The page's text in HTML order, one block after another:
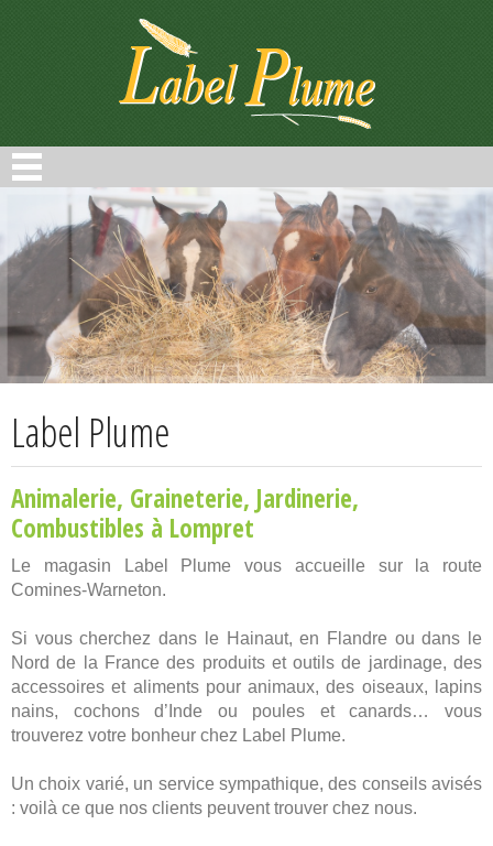
Label Plume
Animalerie, Graineterie, Jardinerie,
Combustibles à Lompret
Le magasin Label Plume vous accueille sur la route
Comines-Warneton.
Si vous cherchez dans le Hainaut, en Flandre ou dans le
Nord de la France des produits et outils de jardinage, des
accessoires et aliments pour animaux, des oiseaux, lapins
nains, cochons d’Inde ou poules et canards… vous
trouverez votre bonheur chez Label Plume.
Un choix varié, un service sympathique, des conseils avisés
: voilà ce que nos clients peuvent trouver chez nous.